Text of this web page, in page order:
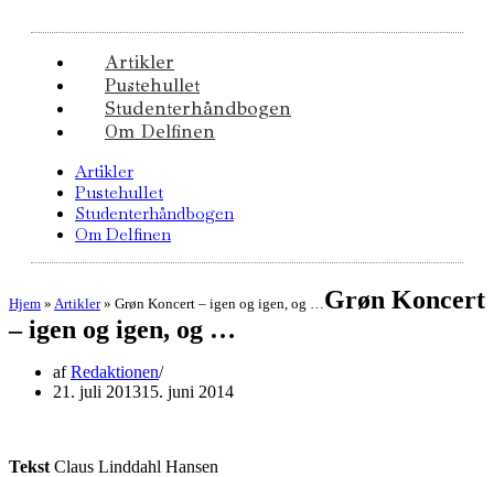
Artikler
Pustehullet
Studenterhåndbogen
Om Delfinen
Artikler
Pustehullet
Studenterhåndbogen
Om Delfinen
Hjem » Artikler» Grøn Koncert – igen og igen, og …Grøn Koncert
– igen og igen, og …
afRedaktionen
21. juli 201315. juni 2014
Tekst Claus Linddahl Hansen